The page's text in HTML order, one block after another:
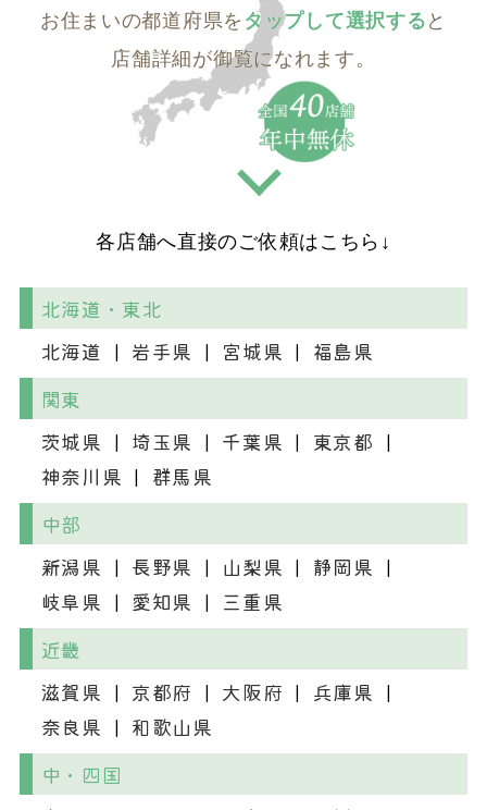
お住まいの都道府県を して選択する と
店舗詳細が御覧になれます。
各店舗へ直接のご依頼はこちら↓
北海道・東北
北海道
岩手県 宮城県
福島県
関東
茨城県
埼玉県 千葉県
東京都
神奈川県
群馬県
中部
新潟県
長野県 山梨県
静岡県
岐阜県
愛知県
三重県
近畿
滋賀県
京都府 大阪府
兵庫県
奈良県
和歌山県
中・四国